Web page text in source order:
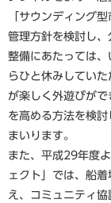
「サウンディング
管理方針を検討し、
整備にあたっては
らひと休みしてい
が楽しく外遊びが
を高める方法を検
まいります。
また、平成29年度
ェクト」では、船
え、コミュニティ